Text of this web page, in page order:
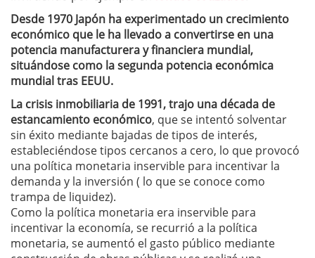
Desde 1970 Japón ha experimentado un crecimiento
económico que le ha llevado a convertirse en una
potencia manufacturera y financiera mundial,
situándose como la segunda potencia económica
mundial tras EEUU.
La crisis inmobiliaria de 1991, trajo una década de
estancamiento económico, que se intentó solventar
sin éxito mediante bajadas de tipos de interés,
estableciéndose tipos cercanos a cero, lo que provocó
una política monetaria inservible para incentivar la
demanda y la inversión ( lo que se conoce como
trampa de liquidez).
Como la política monetaria era inservible para
incentivar la economía, se recurrió a la política
monetaria, se aumentó el gasto público mediante